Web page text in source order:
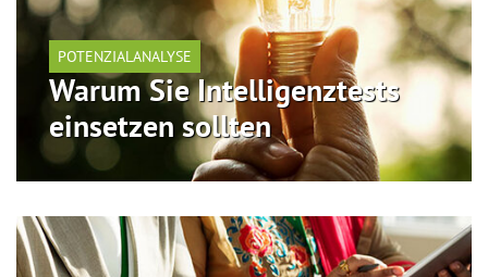
POTENZIALANALYSE
Warum Sie Intelligenztests
einsetzen sollten